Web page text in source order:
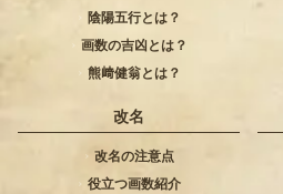
陰陽五行とは？
画数の吉凶とは？
熊﨑健翁とは？
改名
改名の注意点
役立つ画数紹介